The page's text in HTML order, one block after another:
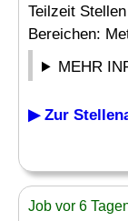
Teilzeit
Bereichen:
MEHR
▶ Zur
Job vor 6